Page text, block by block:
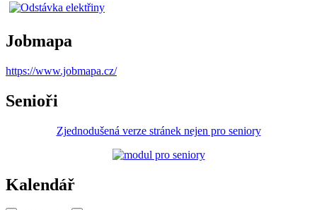
Jobmapa
https://www.jobmapa.cz/
Senioři
Zjednodušená verze stránek nejen pro seniory
Kalendář